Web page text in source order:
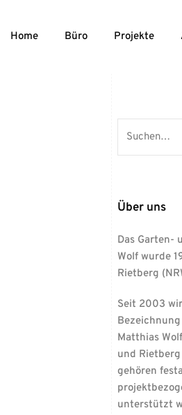
Home Büro Projekte
Über uns
Das Garten-
Wolf wurde
Rietberg
Seit 2003
Bezeichnung
Matthias
und
gehören
unterstützt